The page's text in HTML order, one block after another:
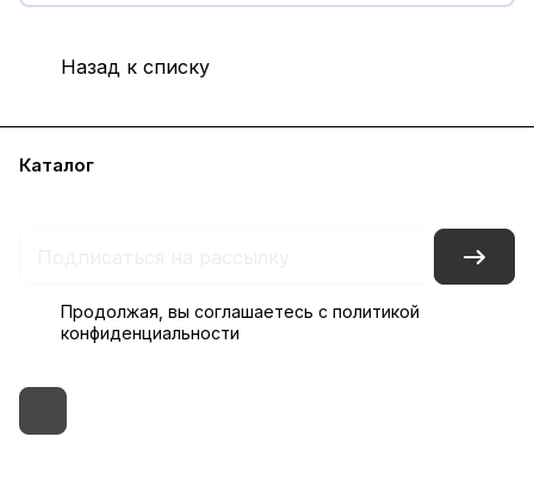
Назад к списку
Каталог
Продолжая, вы соглашаетесь с политикой
конфиденциальности